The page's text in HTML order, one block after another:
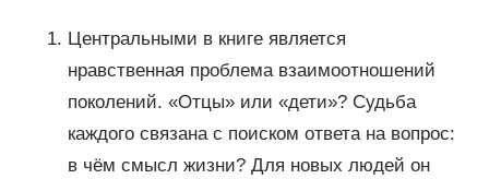
Центральными в книге является
нравственная проблема взаимоотношений
поколений. «Отцы» или «дети»? Судьба
каждого связана с поиском ответа на вопрос:
в чём смысл жизни? Для новых людей он